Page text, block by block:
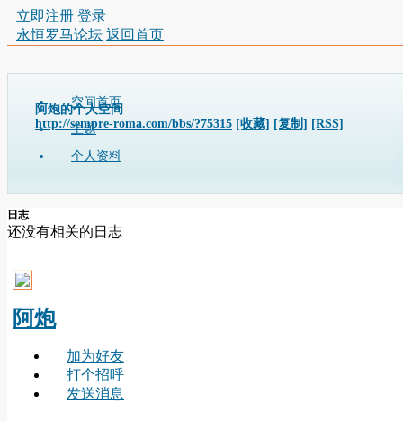
立即注册 登录
永恒罗马论坛 返回首页
阿炮的个人空间
http://sempre-roma.com/bbs/?75315 [收藏] [复制] [RSS]
空间首页
主题
个人资料
日志
还没有相关的日志
阿炮
加为好友
打个招呼
发送消息